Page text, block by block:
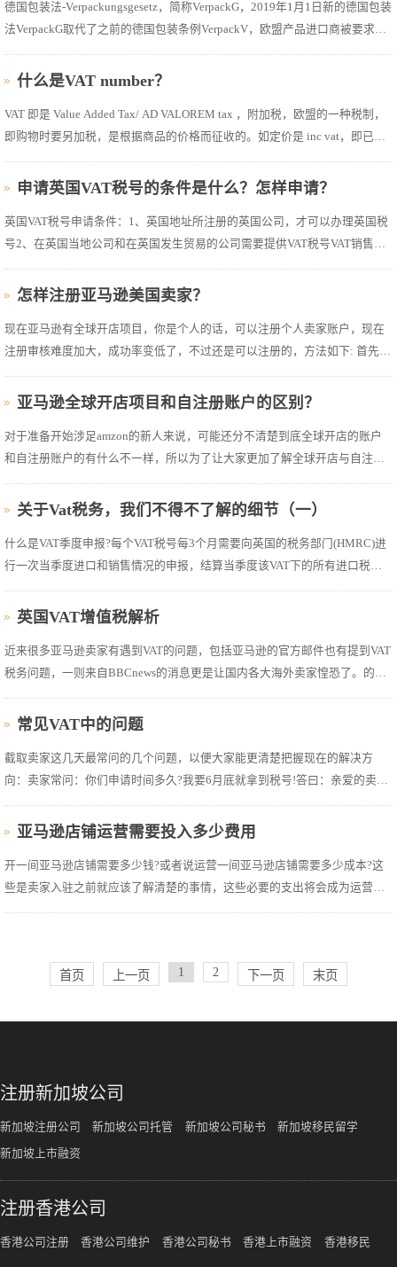
德国包装法-Verpackungsgesetz，简称VerpackG，2019年1月1日新的德国包装
法VerpackG取代了之前的德国包装条例VerpackV，欧盟产品进口商被要求进
行包装回收注册，并承担包装回收费用。所有公司，只要在生产或者贸易过
程中把包装材料第一次投入市场，都必须在LUCID注册登记，LUCID 是包装
什么是VAT number？
VAT 即是 Value Added Tax/ AD VALOREM tax ，附加税，欧盟的一种税制，
即购物时要另加税，是根据商品的价格而征收的。如定价是 inc vat，即已含
税， excl vat 是未包税，Zero vat 是税率为0。意大利好像是 20% 税率，(英国
是17.5%)，即要多给20% 款项。VAT Value Added Tax，在国内我们通常称为
申请英国VAT税号的条件是什么？怎样申请？
英国VAT税号申请条件：1、英国地址所注册的英国公司，才可以办理英国税
号2、在英国当地公司和在英国发生贸易的公司需要提供VAT税号VAT销售增
值税和进口税是两个独立的税项，需要独立缴纳。如果产品是在英国本地仓
储发货，则是英国VAT增值税应缴范畴。英国VAT增值税税率： 20%的标准税
怎样注册亚马逊美国卖家？
现在亚马逊有全球开店项目，你是个人的话，可以注册个人卖家账户，现在
注册审核难度加大，成功率变低了，不过还是可以注册的，方法如下: 首先，
必须要有一套干净的未注册未关联的资料，包括电脑，网线，信用卡，电话
号码，这个不解释，照做就行。资料准备好后，打开亚马逊美国站点，点击
亚马逊全球开店项目和自注册账户的区别？
对于准备开始涉足amzon的新人来说，可能还分不清楚到底全球开店的账户
和自注册账户的有什么不一样，所以为了让大家更加了解全球开店与自注册
卖家之前的区别与全球开店的优势。我们接下来会为大家详细解读。一， 目
前进入amzon的渠道现阶段分为全球开店是亚马逊官方针对中国卖家的开店
关于Vat税务，我们不得不了解的细节（一）
什么是VAT季度申报?每个VAT税号每3个月需要向英国的税务部门(HMRC)进
行一次当季度进口和销售情况的申报，结算当季度该VAT下的所有进口税
(IMPORT VAT)和销售税(SALES VAT)。季度申报VAT=销售税-进口税，销售税
大于进口税则缴纳额外的销售税，反之则退返超出的进口税。VAT增值税的
英国VAT增值税解析
近来很多亚马逊卖家有遇到VAT的问题，包括亚马逊的官方邮件也有提到VAT
税务问题，一则来自BBCnews的消息更是让国内各大海外卖家惶恐了。的确
如此!为何大家在得知自己正在销售的账号涉及到税务问题的时候如此的不安
呢?分析原因如下，在做海外销售的时候，各大卖家在进口到英国时并没有使
常见VAT中的问题
截取卖家这几天最常问的几个问题，以便大家能更清楚把握现在的解决方
向：卖家常问：你们申请时间多久?我要6月底就拿到税号!答曰：亲爱的卖家
们，税号审核是税局决定的事情，连税局的工作人员都没有办法写包票，哪
个代理哪个税务师能做出时效的承诺呢?每个税号申请材料都是不同的情况，
亚马逊店铺运营需要投入多少费用
开一间亚马逊店铺需要多少钱?或者说运营一间亚马逊店铺需要多少成本?这
些是卖家入驻之前就应该了解清楚的事情，这些必要的支出将会成为运营中
关键的环节。下面我们以美国站亚马逊开店费用为例(只针对专业卖家)：一、
首页 上一页 1 2 下一页 末页
注册新加坡公司
新加坡注册公司 新加坡公司托管 新加坡公司秘书 新加坡移民留学
新加坡上市融资
注册香港公司
香港公司注册 香港公司维护 香港公司秘书 香港上市融资 香港移民